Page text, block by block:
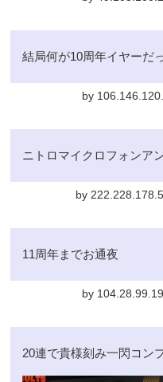
結局何が10周年イヤーだ
by
ニトロマイクロフォンア
by
11周年までお通夜
by
20連で貴様刻み一閃コン